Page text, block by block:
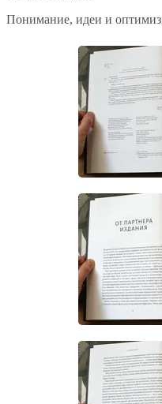
Понимание, идеи и